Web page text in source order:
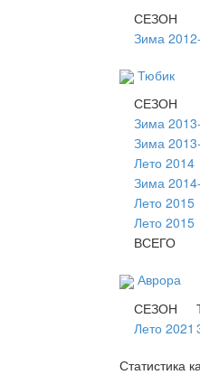
СЕЗОН
Зима
Тюбик
СЕЗОН
Зима
Зима
Лето 2014
Зима
Лето 2015
Лето 2015
ВСЕГО
Аврора
СЕЗОН
Лето 2021
Статистика